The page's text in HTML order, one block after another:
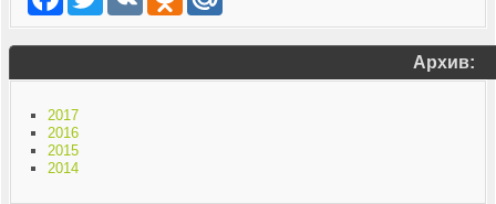
Архив:
2017
2016
2015
2014